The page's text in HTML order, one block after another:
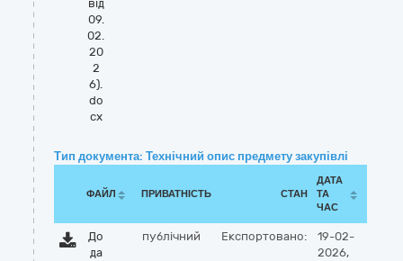
від
09.
02.
20
2
6).
do
cx
Тип документа: Технічний опис предмету закупівлі
ФАЙЛ ПРИВАТНІСТЬ СТАН
ДАТА
ТА
ЧАС
До
да
публічний Експортовано:
19-02-
2026,